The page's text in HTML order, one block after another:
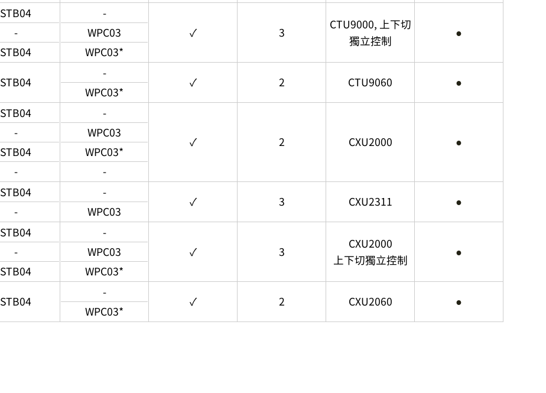
STB04
-
STB04
-
WPC03
WPC03*
✓ 3
CTU9000, 上下切
獨立控制
●
STB04
-
WPC03*
✓ 2 CTU9060 ●
STB04
-
STB04
-
-
WPC03
WPC03*
-
✓ 2 CXU2000 ●
STB04
-
-
WPC03
✓ 3 CXU2311 ●
STB04
-
STB04
-
WPC03
WPC03*
✓ 3
CXU2000
上下切獨立控制
●
STB04
-
WPC03*
✓ 2 CXU2060 ●